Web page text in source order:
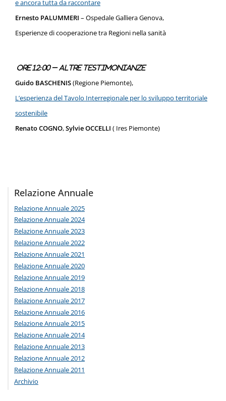
e ancora tutta da raccontare
Ernesto PALUMMERI – Ospedale Galliera Genova,
Esperienze di cooperazione tra Regioni nella sanità
Ore 12:00 – Altre testimonianze
Guido BASCHENIS(Regione Piemonte),
L’esperienza del Tavolo Interregionale per lo sviluppo territoriale
sostenibile
Renato COGNO,Sylvie OCCELLI ( Ires Piemonte)
Relazione Annuale
Relazione Annuale 2025
Relazione Annuale 2024
Relazione Annuale 2023
Relazione Annuale 2022
Relazione Annuale 2021
Relazione Annuale 2020
Relazione Annuale 2019
Relazione Annuale 2018
Relazione Annuale 2017
Relazione Annuale 2016
Relazione Annuale 2015
Relazione Annuale 2014
Relazione Annuale 2013
Relazione Annuale 2012
Relazione Annuale 2011
Archivio